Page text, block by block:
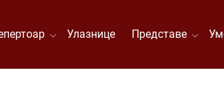
Улазнице Представе